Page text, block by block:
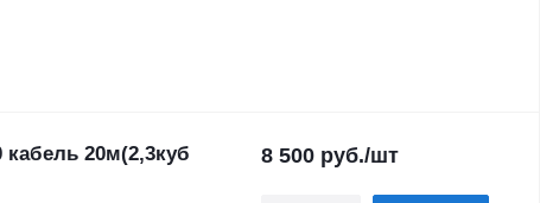
кабель 20м(2,3куб
8 500 руб./шт